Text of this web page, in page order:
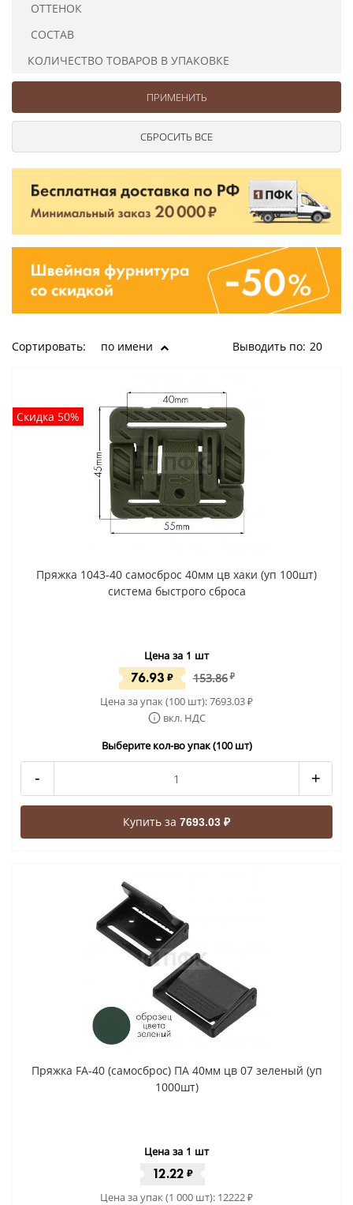
ОТТЕНОК
СОСТАВ
КОЛИЧЕСТВО ТОВАРОВ В УПАКОВКЕ
Сортировать: по имени Выводить по: 20
Скидка 50%
Пряжка 1043-40 самосброс 40мм цв хаки (уп 100шт)
система быстрого сброса
Цена за 1 шт
76.93 ₽ 153.86 ₽
Цена за упак (100 шт):7693.03₽
вкл. НДС
Выберите кол-во упак (100 шт)
- +
Купить за 7693.03 ₽
Пряжка FA-40 (самосброс) ПА 40мм цв 07 зеленый (уп
1000шт)
Цена за 1 шт
12.22 ₽
Цена за упак (1 000 шт): 12222₽
Ушковые
Шторные
Цепочки шарики с замком
Ткани
Шнуры